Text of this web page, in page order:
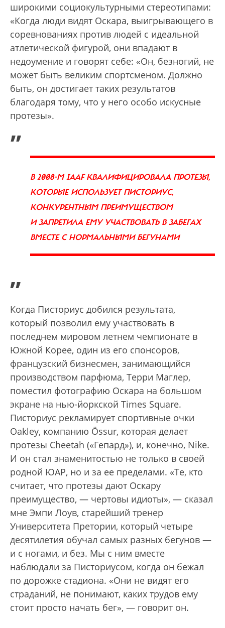
широкими социокультурными стереотипами:
«Когда люди видят Оскара, выигрывающего в
соревнованиях против людей с идеальной
атлетической фигурой, они впадают в
недоумение и говорят себе: «Он, безногий, не
может быть великим спортсменом. Должно
быть, он достигает таких результатов
благодаря тому, что у него особо искусные
протезы».
„
В 2008-М IAAF КВАЛИФИЦИРОВАЛА ПРОТЕЗЫ,
КОТОРЫЕ ИСПОЛЬЗУЕТ ПИСТОРИУС,
КОНКУРЕНТНЫМ ПРЕИМУЩЕСТВОМ
И ЗАПРЕТИЛА ЕМУ УЧАСТВОВАТЬ В ЗАБЕГАХ
ВМЕСТЕ С НОРМАЛЬНЫМИ БЕГУНАМИ
”
Когда Писториус добился результата,
который позволил ему участвовать в
последнем мировом летнем чемпионате в
Южной Корее, один из его спонсоров,
французский бизнесмен, занимающийся
производством парфюма, Терри Маглер,
поместил фотографию Оскара на большом
экране на нью-йоркской Times Square.
Писториус рекламирует спортивные очки
Oakley, компанию Össur, которая делает
протезы Cheetah («Гепард»), и, конечно, Nike.
И он стал знаменитостью не только в своей
родной ЮАР, но и за ее пределами. «Те, кто
считает, что протезы дают Оскару
преимущество, — чертовы идиоты», — сказал
мне Эмпи Лоув, старейший тренер
Университета Претории, который четыре
десятилетия обучал самых разных бегунов —
и с ногами, и без. Мы с ним вместе
наблюдали за Писториусом, когда он бежал
по дорожке стадиона. «Они не видят его
страданий, не понимают, каких трудов ему
стоит просто начать бег», — говорит он.